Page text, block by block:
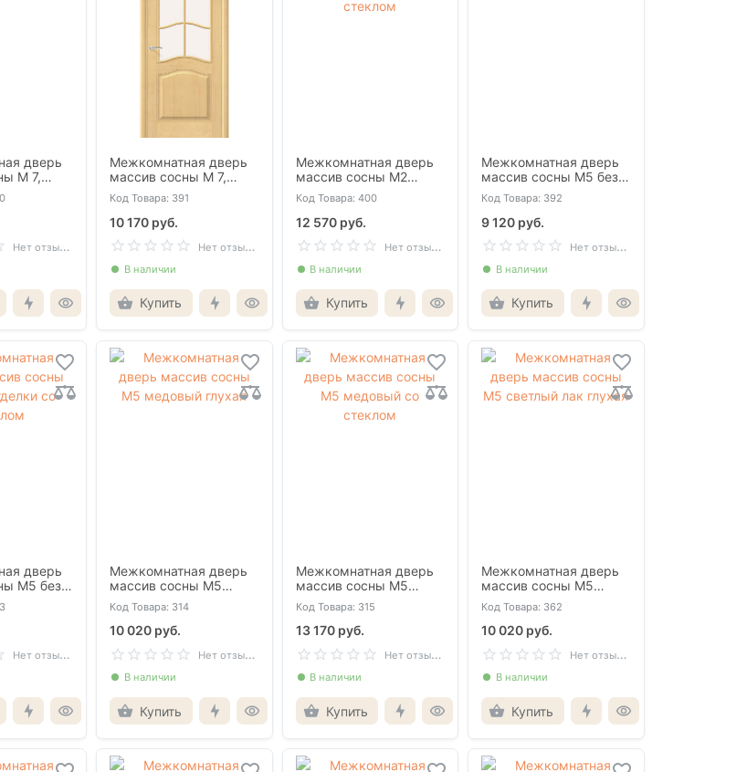
дверь
М 7,
Н
ет отзывов
Межкомнатная дверь
массив сосны М 7,
остеклённая, медовый
Код Товара: 391
10 170 руб.
Н
ет отзывов
В наличии
Купить
Межкомнатная дверь
массив сосны М2
светлый лак со
стеклом
Код Товара: 400
12 570 руб.
Н
ет отзывов
В наличии
Купить
Межкомнатная дверь
массив сосны М5 без
отделки глухая
Код Товара: 392
9 120 руб.
Н
ет отзывов
В наличии
Купить
дверь
М5 без
Н
ет отзывов
Межкомнатная дверь
массив сосны М5
медовый глухая
Код Товара: 314
10 020 руб.
Н
ет отзывов
В наличии
Купить
Межкомнатная дверь
массив сосны М5
медовый со стеклом
Код Товара: 315
13 170 руб.
Н
ет отзывов
В наличии
Купить
Межкомнатная дверь
массив сосны М5
светлый лак глухая
Код Товара: 362
10 020 руб.
Н
ет отзывов
В наличии
Купить